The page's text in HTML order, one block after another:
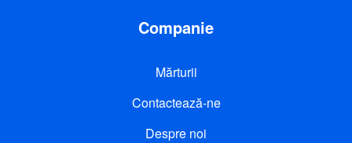
Companie
Mărturii
Contactează-ne
Despre noi